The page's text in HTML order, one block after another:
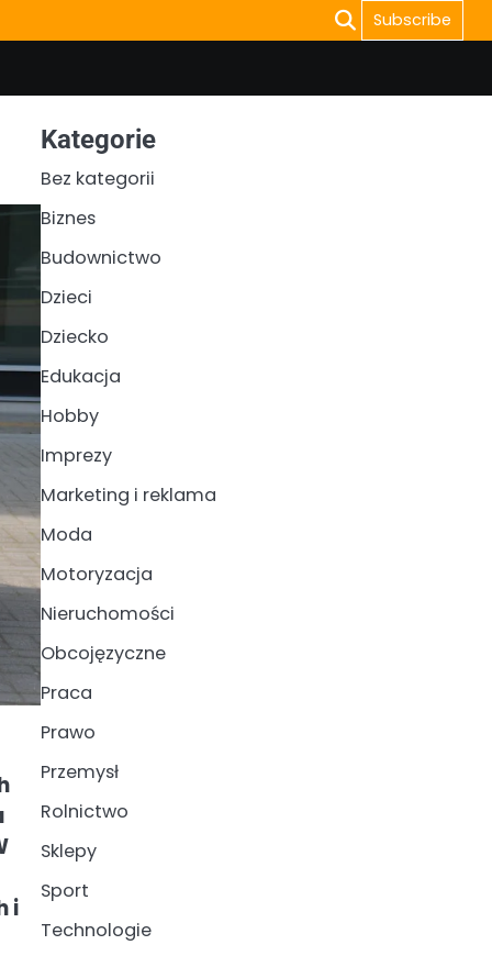
Subscribe
i
Kategorie
Bez kategorii
Biznes
Budownictwo
Dzieci
Dziecko
Edukacja
Hobby
Imprezy
Marketing i reklama
Moda
Motoryzacja
Nieruchomości
Obcojęzyczne
Praca
Prawo
Przemysł
Rolnictwo
Sklepy
Sport
Technologie